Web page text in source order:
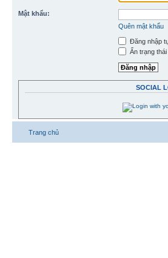
Mật khẩu:
Quên mật khẩu
Đăng nhập
Ẩn trạng
SOCIAL
Trang chủ